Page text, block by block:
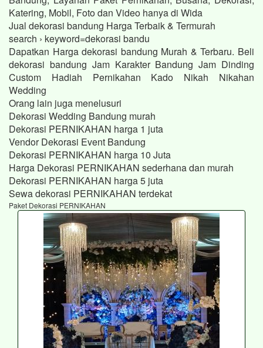
Katering, Mobil, Foto dan Video hanya di Wida
Jual dekorasi bandung Harga Terbaik & Termurah
search › keyword=dekorasi bandu
Dapatkan Harga dekorasi bandung Murah & Terbaru. Beli
dekorasi bandung Jam Karakter Bandung Jam Dinding
Custom Hadiah Pernikahan Kado Nikah Nikahan
Wedding
Orang lain juga menelusuri
Dekorasi Wedding Bandung murah
Dekorasi PERNIKAHAN harga 1 juta
Vendor Dekorasi Event Bandung
Dekorasi PERNIKAHAN harga 10 Juta
Harga Dekorasi PERNIKAHAN sederhana dan murah
Dekorasi PERNIKAHAN harga 5 juta
Sewa dekorasi PERNIKAHAN terdekat
Paket Dekorasi PERNIKAHAN